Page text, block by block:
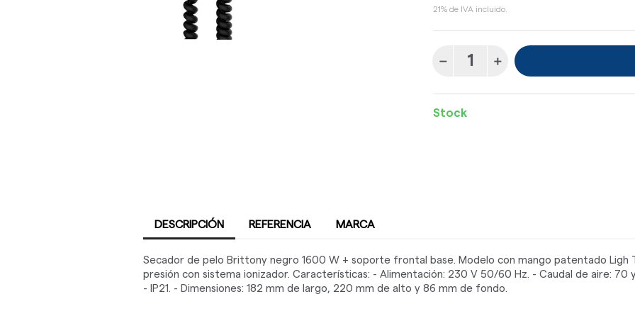
21% de IVA incluido.
Stock
DESCRIPCIÓN REFERENCIA MARCA
Secador de pelo Brittony negro 1600 W + soporte frontal base. Modelo con mango patentado Ligh
presión con sistema ionizador. Características: - Alimentación: 230 V 50/60 Hz. - Caudal de aire: 70
- IP21. - Dimensiones: 182 mm de largo, 220 mm de alto y 86 mm de fondo.